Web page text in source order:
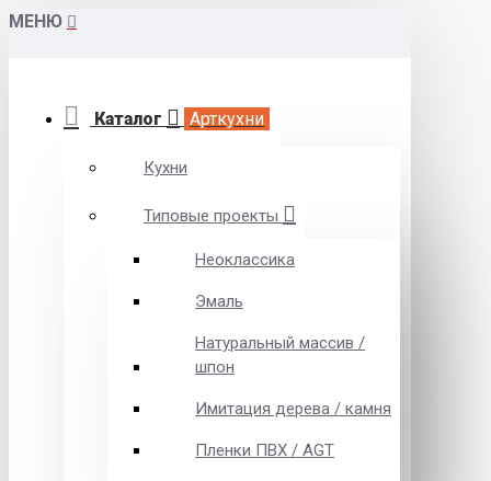
МЕНЮ
Каталог Арткухни
Кухни
Типовые проекты
Неоклассика
Эмаль
Натуральный массив /
шпон
Имитация дерева / камня
Пленки ПВХ / AGT